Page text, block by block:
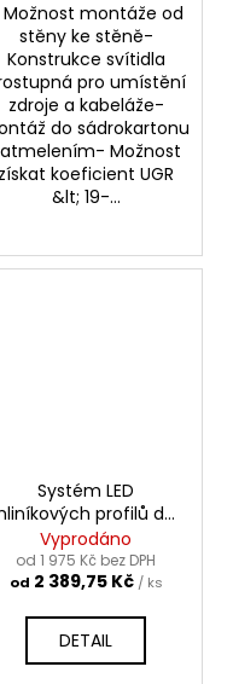
montáže od
stěny ke stěně-
Konstrukce svítidla
pro umístění
zdroje a kabeláže-
do sádrokartonu
Možnost
získat koeficient UGR
&lt; 19-...
Systém LED
profilů do
sádrokartonu MOD-
KOL-100 |stříbrná
anoda
Vyprodáno
od 1 975 Kč bez DPH
od 2 389,75 Kč / ks
DETAIL